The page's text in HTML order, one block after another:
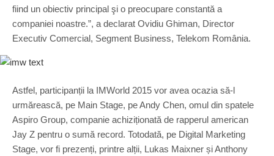
fiind un obiectiv principal şi o preocupare constantă a
companiei noastre.”, a declarat Ovidiu Ghiman, Director
Executiv Comercial, Segment Business, Telekom România.
Astfel, participanții la IMWorld 2015 vor avea ocazia să-l
urmărească, pe Main Stage, pe Andy Chen, omul din spatele
Aspiro Group, companie achiziționată de rapperul american
Jay Z pentru o sumă record. Totodată, pe Digital Marketing
Stage, vor fi prezenți, printre alții, Lukas Maixner și Anthony